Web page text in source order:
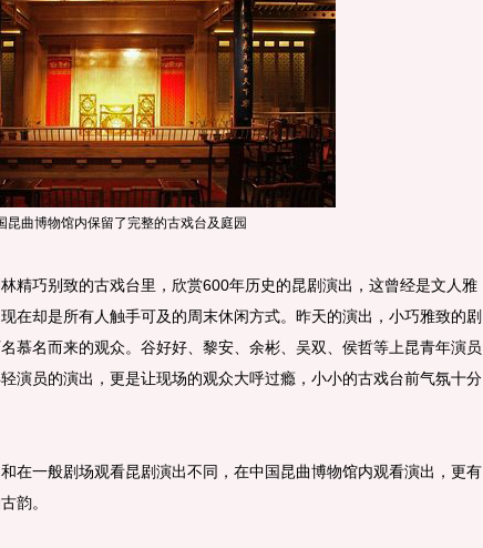
昆曲博物馆内保留了完整的古戏台及庭园
巧别致的古戏台里，欣赏600年历史的昆剧演出，这曾经是文人雅
在却是所有人触手可及的周末休闲方式。昨天的演出，小巧雅致的剧
慕名而来的观众。谷好好、黎安、余彬、吴双、侯哲等上昆青年演员
演员的演出，更是让现场的观众大呼过瘾，小小的古戏台前气氛十分
一般剧场观看昆剧演出不同，在中国昆曲博物馆内观看演出，更有
韵。